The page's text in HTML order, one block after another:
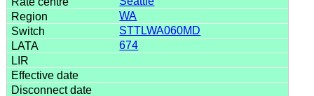
WA
STTLWA060MD
674